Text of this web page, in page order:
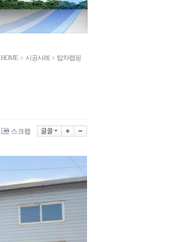
HOME > 시공사례 > 탑차랩핑
스크랩